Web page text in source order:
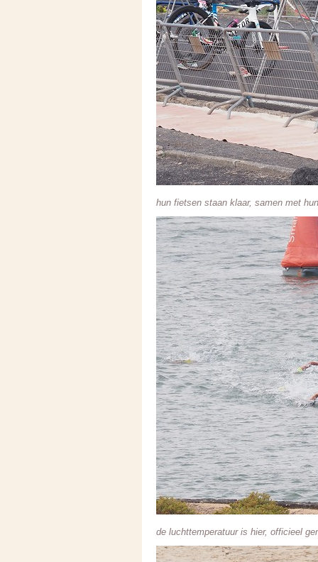
hun fietsen staan klaar, samen met
de luchttemperatuur is hier, officieel